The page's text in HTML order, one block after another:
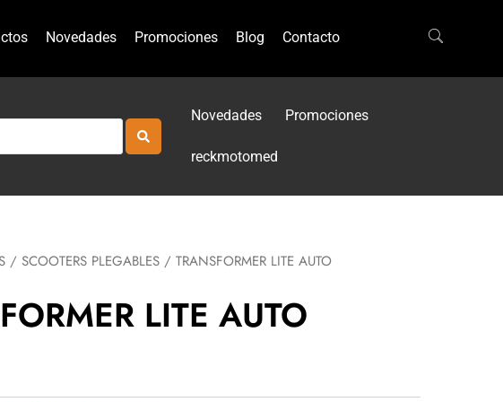
Novedades Promociones Blog Contacto
Novedades Promociones
reckmotomed
/ SCOOTERS PLEGABLES/ TRANSFORMER LITE AUTO
LITE AUTO